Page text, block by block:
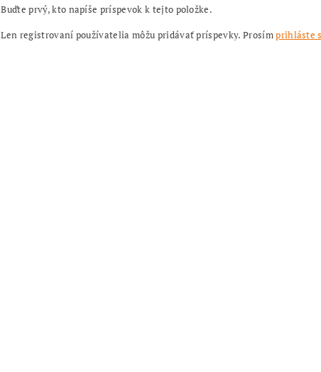
Buďte prvý, kto napíše príspevok k tejto položke.
Len registrovaní používatelia môžu pridávať príspevky. Prosímprihláste